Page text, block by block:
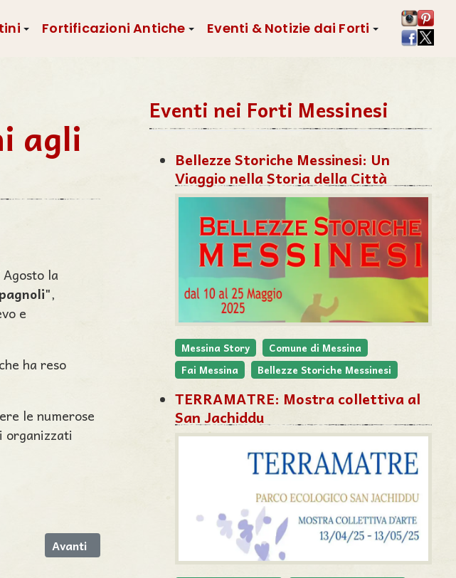
Fortificazioni Antiche Eventi & Notizie dai Forti
agli
la
",
e
ha reso
le numerose
organizzati
Articolo successivo: Anche quest'anno passeggiata naturalistica sui
Avanti
Eventi nei Forti Messinesi
Bellezze Storiche Messinesi: Un
Viaggio nella Storia della Città
Messina Story
Comune di Messina
Fai Messina
Bellezze Storiche Messinesi
TERRAMATRE: Mostra collettiva al
San Jachiddu